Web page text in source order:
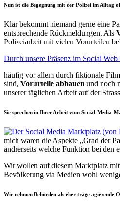
Nun ist die Begegnung mit der Polizei im Alltag
Klar bekommt niemand gerne eine
entsprechende Rückmeldungen. Als
Polizeiarbeit mit vielen Vorurteilen
Durch unsere Präsenz im Social
häufig vor allem durch fiktionale
sind, Vorurteile abbauen und noch
unserer täglichen Arbeit auf der
Sie sprechen in Ihrer Arbeit vom Social-Media-
mich waren die Aspekte „Grad der
andrerseits welche Funktion bei den
Wir wollen auf diesem Marktplatz
Bevölkerung via Medien wohl
Wir nehmen Behörden als eher träge agierende